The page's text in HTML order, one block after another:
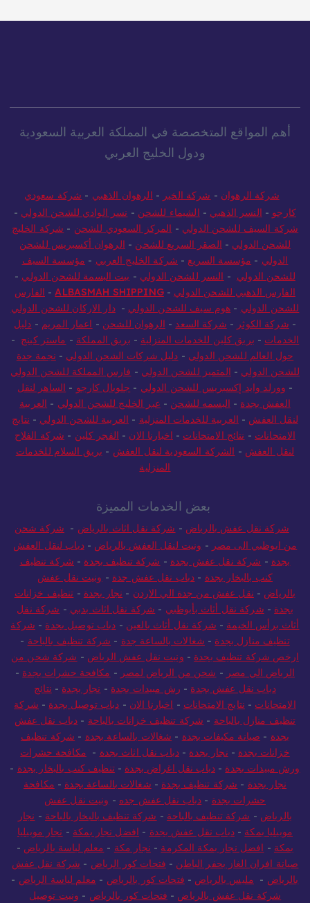
أهم المواقع المتخصصة في المملكة العربية السعودية
ودول الخليج العربي
شركة الرهوان - شركة الخير - الرهوان الذهبي - شركة سعودي
كارجو - النسر الذهبي - الشيماء للشحن - نسر الوادي للشحن الدولي -
شركة السيف للشحن الدولي - المركز السعودي للشحن - شركة الخليج
للشحن الدولي - الصقر السريع للشحن - الرهوان أكسبريس للشحن
الدولي - مؤسسة السريع - شركة الخليج العربي - مؤسسة السيف
للشحن الدولي - النسر للشحن الدولي - بيت البسمة للشحن الدولي -
الفارس الذهبي للشحن الدولي -
ALBASMAH SHIPPING
- الفارس
للشحن الدولي - هوم سيف للشحن الدولي -دار الاركان للشحن الدولي
- شركة الكوثر - شركة السعد - الرهوان للشحن - اعمار المريم - دليل
الخدمات - بريق كلين للخدمات المنزلية - بريق المملكة - ماستر كينج -
حول العالم للشحن الدولي - دليل شركات الشحن الدولي - نجمة جدة
للشحن الدولي - المتميز للشحن الدولي - فارس المملكة للشحن الدولي
- وورلد وايد إكسبريس للشحن الدولي - جلوبال كارجو - الساهر لنقل
العفش بجدة - البسمه للشحن - عبر الخليج للشحن الدولي - العربية
لنقل العفش - العربية للخدمات المنزلية - العربية للشحن الدولي - نتايج
الامتحانات - نتائج الامتحانات - اخبارنا الان - الفجر كلين - شركة الفلاح
لنقل العفش - الشركة السعودية لنقل العفش - بريق السلام للخدمات
المنزلية
بعض الخدمات المميزة
شركة نقل عفش بالرياض - شركة نقل اثاث بالرياض - شركة شحن
من ابوظبي الى مصر - ونيت لنقل العفش بالرياض -دباب لنقل العفش
بجدة - شركة نقل عفش بجدة - شركة تنظيف بجدة - شركة تنظيف
كنب بالبخار بجدة - دباب نقل عفش جدة - ونيت نقل عفش
بالرياض - نقل عفش من جدة الي الاردن - نجار بجدة - تنظيف خزانات
بجدة - شركة نقل أثاث بأبوظبي - شركة نقل اثاث بدبي - شركة نقل
أثاث برأس الخيمة - شركة نقل أثاث بالعين - دباب توصيل بجدة - شركة
تنظيف منازل بجدة - شغالات بالساعة جدة - شركة تنظيف بالباحة -
ارخص شركة تنظيف بجدة - ونيت نقل عفش الرياض - شركة شحن من
الرياض الي مصر - شحن من الرياض لمصر - مكافحة حشرات بجدة -
دباب نقل عفش بجدة - رش مبيدات بجدة - نجار بجدة - نتائج
الامتحانات - نتايج الامتحانات - اخبارنا الان - دباب توصيل بجدة - شركة
تنظيف منازل بالباحة - شركة تنظيف خزانات بالباحة - دباب نقل عفش
بجدة - صيانة مكيفات بجدة - شغالات بالساعة بجدة - شركة تنظيف
خزانات بجدة - نجار بجدة - دباب نقل اثاث بجدة - مكافحة حشرات
ورش مبيدات بجدة -دباب نقل اغراض بجدة -تنظيف كنب بالبخار بجدة -
نجار بجدة - شركة تنظيف بجدة - شغالات بالساعة بجدة - مكافحة
حشرات بجدة - دباب نقل عفش جده - ونيت نقل عفش
بالرياض - شركة تنظيف بالباحة - شركة تنظيف بالبخار بالباحة - نجار
موبيليا بمكة -دباب نقل عفش بجدة - افضل نجار بمكة - نجار موبيليا
بمكة - افضل نجار بمكة المكرمة - نجار مكة - معلم لياسة بالرياض -
صيانة افران الغاز بحفر الباطن - فتحات كور الرياض - شركة نقل عفش
بالرياض - مليس بالرياض - فتحات كور بالرياض - معلم لياسة الرياض -
شركة نقل عفش بالرياض - فتحات كور بالرياض - ونيت توصيل